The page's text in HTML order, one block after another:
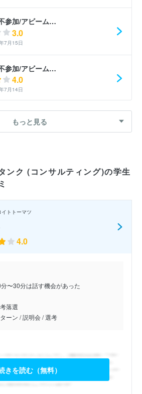
参加/アビーム…
3.0
7月15日
参加/アビーム…
4.0
7月14日
3.0
4.0
7月13日
選/アビームコ…
7月9日
7月9日
定/アビームコ…
5.0
4.0
7月2日
もっと見る
ンク (コンサルティング)の学生
トトーマツ
4.0
〜30分は話す機会があった
落選
ーン / 説明会/ 選考
きを読む（無料）